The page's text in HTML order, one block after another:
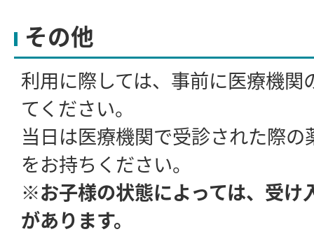
その他
利用に際しては、事前に医療機関
てください。
当日は医療機関で受診された際
をお持ちください。
※お子様の状態によっては、受け
があります。